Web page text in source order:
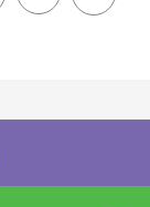
share